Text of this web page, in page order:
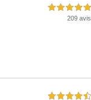
5,0 étoiles sur 5
209 avis
4,5 étoiles sur 5